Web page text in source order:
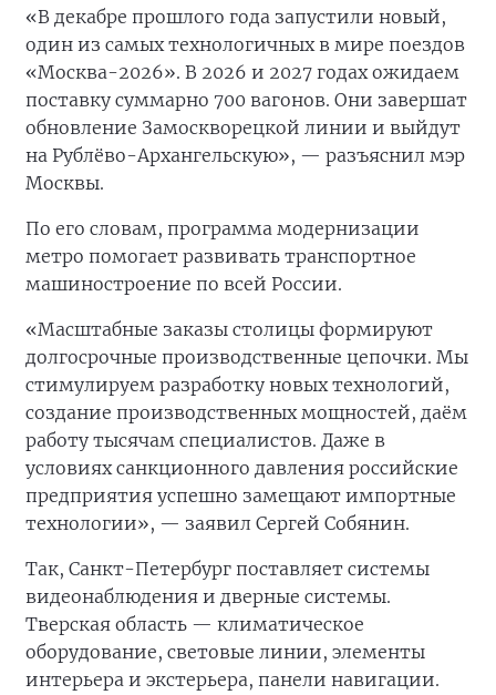
«В декабре прошлого года запустили новый,
один из самых технологичных в мире поездов
«Москва-2026». В 2026 и 2027 годах ожидаем
поставку суммарно 700 вагонов. Они завершат
обновление Замоскворецкой линии и выйдут
на Рублёво-Архангельскую», — разъяснил мэр
Москвы.
По его словам, программа модернизации
метро помогает развивать транспортное
машиностроение по всей России.
«Масштабные заказы столицы формируют
долгосрочные производственные цепочки. Мы
стимулируем разработку новых технологий,
создание производственных мощностей, даём
работу тысячам специалистов. Даже в
условиях санкционного давления российские
предприятия успешно замещают импортные
технологии», — заявил Сергей Собянин.
Так, Санкт-Петербург поставляет системы
видеонаблюдения и дверные системы.
Тверская область — климатическое
оборудование, световые линии, элементы
интерьера и экстерьера, панели навигации.